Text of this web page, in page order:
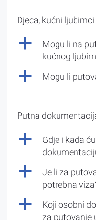
Djeca, kućni ljubimci
a
Mogu li na
kućnog
a Mogu li
Putna
a
Gdje i kada
a
Je li za
potrebna
a
Koji osobni
za putovanje